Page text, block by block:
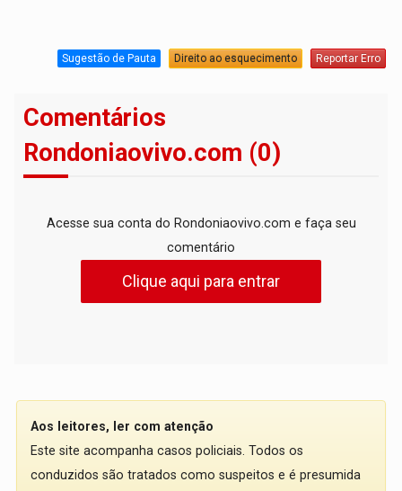
Sugestão de Pauta Direito ao esquecimento Reportar Erro
Comentários
Rondoniaovivo.com (0)
Acesse sua conta do Rondoniaovivo.com e faça seu
comentário
Clique aqui para entrar
Aos leitores, ler com atenção
Este site acompanha casos policiais. Todos os
conduzidos são tratados como suspeitos e é presumida